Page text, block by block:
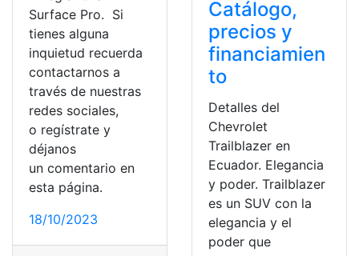
Surface Pro. Si
tienes alguna
inquietud recuerda
contactarnos a
través de nuestras
redes sociales,
o regístrate y
déjanos
un comentario en
esta página.
18/10/2023
Catálogo,
precios y
financiamien
to
Detalles del
Chevrolet
Trailblazer en
Ecuador. Elegancia
y poder. Trailblazer
es un SUV con la
elegancia y el
poder que